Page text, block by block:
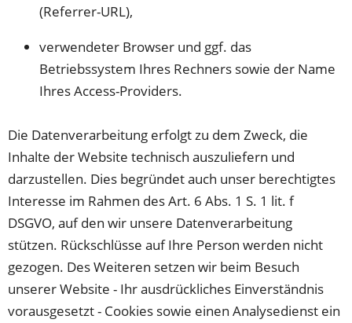
(Referrer-URL),
verwendeter Browser und ggf. das
Betriebssystem Ihres Rechners sowie der Name
Ihres Access-Providers.
Die Datenverarbeitung erfolgt zu dem Zweck, die
Inhalte der Website technisch auszuliefern und
darzustellen. Dies begründet auch unser berechtigtes
Interesse im Rahmen des Art. 6 Abs. 1 S. 1 lit. f
DSGVO, auf den wir unsere Datenverarbeitung
stützen. Rückschlüsse auf Ihre Person werden nicht
gezogen. Des Weiteren setzen wir beim Besuch
unserer Website - Ihr ausdrückliches Einverständnis
vorausgesetzt - Cookies sowie einen Analysedienst ein